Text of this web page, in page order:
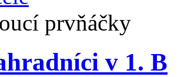
prvňáčky
v 1. B